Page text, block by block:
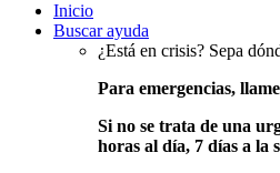
Inicio
Buscar ayuda
¿Está en crisis? Sepa
Para emergencias,
Si no se trata de una
horas al día, 7 días a la